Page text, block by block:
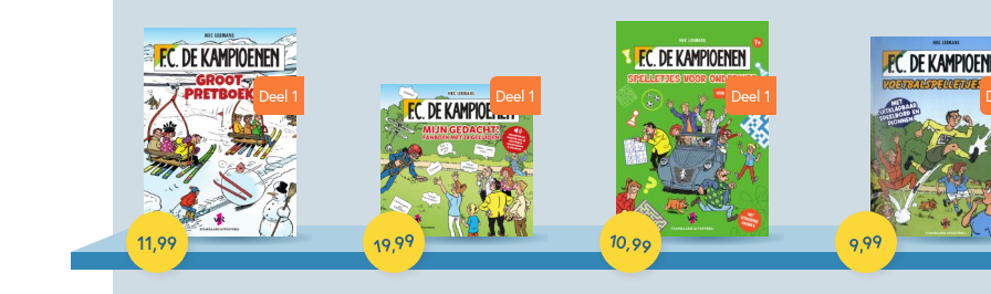
Kenmerken van dit boek
Beginnende lezer & AVI boeken
Hec Leemans
Deel 1
11,99
Paperback
Deel 1
19,99
Hardcover
Deel 1
10,99
Hardcover
9,99
Paperback